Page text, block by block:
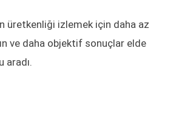
üretkenliği izlemek için daha az
ve daha objektif sonuçlar elde
aradı.